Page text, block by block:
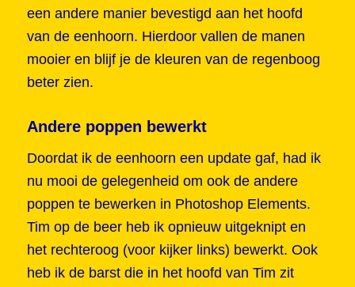
een andere manier bevestigd aan het hoofd
van de eenhoorn. Hierdoor vallen de manen
mooier en blijf je de kleuren van de regenboog
beter zien.
Andere poppen bewerkt
Doordat ik de eenhoorn een update gaf, had ik
nu mooi de gelegenheid om ook de andere
poppen te bewerken in Photoshop Elements.
Tim op de beer heb ik opnieuw uitgeknipt en
het rechteroog (voor kijker links) bewerkt. Ook
heb ik de barst die in het hoofd van Tim zit